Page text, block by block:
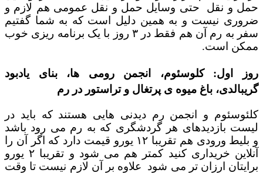
حمل و نقل حتی وسایل حمل و نقل عمومی هم لازم و
ضروری نیست و به همین دلیل است که به شما گفتیم
سفر به رم آن هم فقط در ۳ روز با یک برنامه ریزی خوب
ممکن است.
روز اول: کلوسئوم، انجمن رومی ها، بنای یادبود
گریبالدی، باغ میوه ی پرتغال و تراستور در رم
کلئوسئوم و انجمن رم دیدنی هایی هستند که باید در
لیست بازدیدهای هر گردشگری که به رم می رود باشد
و بلیط ورودی هم تقریبا ۱۲ یورو قیمت دارد که اگر آن را
آنلاین خریداری کنید کمتر هم می شود و تقریبا ۲ یورو
برایتان ارزان تر می شود علاوه بر آن لازم نیست تا وقت